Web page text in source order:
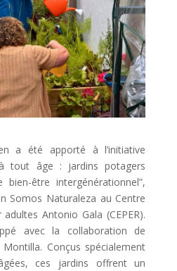
a été apporté à l’initiative
tout âge : jardins potagers
être intergénérationnel”,
Somos Naturaleza au Centre
Antonio Gala (CEPER).
avec la collaboration de
Montilla. Conçus spécialement
ces jardins offrent un